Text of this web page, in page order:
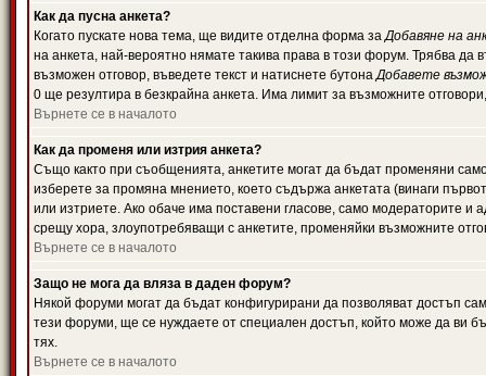
Как да пусна анкета?
Когато пускате нова тема, ще видите отделна форма заДобавяне на
на анкета, най-вероятно нямате такива права в този форум. Трябва да
възможен отговор, въведете текст и натиснете бутонаДобавете
0 ще резултира в безкрайна анкета. Има лимит за възможните
Върнете се в началото
Как да променя или изтрия анкета?
Също както при съобщенията, анкетите могат да бъдат променяни
изберете за промяна мнението, което съдържа анкетата (винаги
или изтриете. Ако обаче има поставени гласове, само модераторите и
срещу хора, злоупотребяващи с анкетите, променяйки възможните
Върнете се в началото
Защо не мога да вляза в даден форум?
Някой форуми могат да бъдат конфигурирани да позволяват достъп
тези форуми, ще се нуждаете от специален достъп, който може да ви
тях.
Върнете се в началото